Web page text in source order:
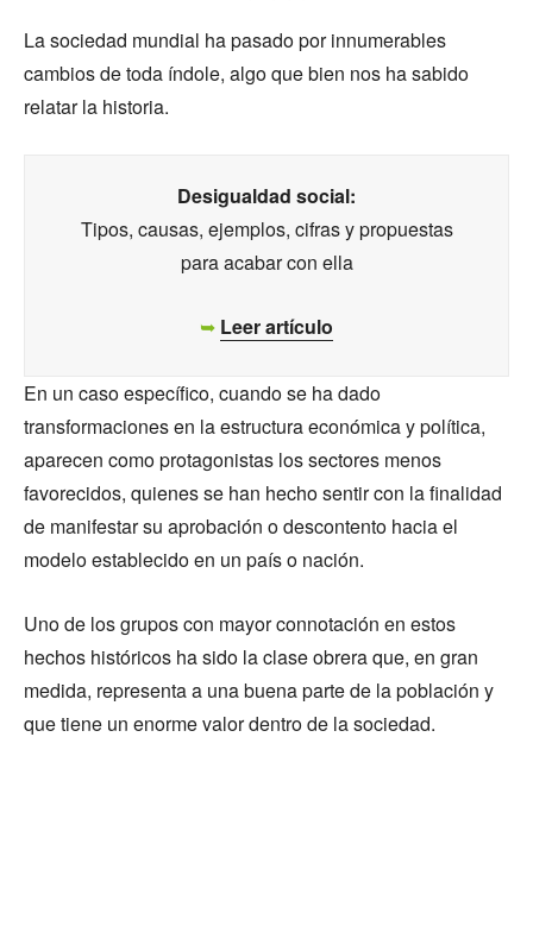
La sociedad mundial ha pasado por innumerables
cambios de toda índole, algo que bien nos ha sabido
relatar la historia.
Desigualdad social:
Tipos, causas, ejemplos, cifras y propuestas
para acabar con ella
➥ Leer artículo
En un caso específico, cuando se ha dado
transformaciones en la estructura económica y política,
aparecen como protagonistas los sectores menos
favorecidos, quienes se han hecho sentir con la finalidad
de manifestar su aprobación o descontento hacia el
modelo establecido en un país o nación.
Uno de los grupos con mayor connotación en estos
hechos históricos ha sido la clase obrera que, en gran
medida, representa a una buena parte de la población y
que tiene un enorme valor dentro de la sociedad.